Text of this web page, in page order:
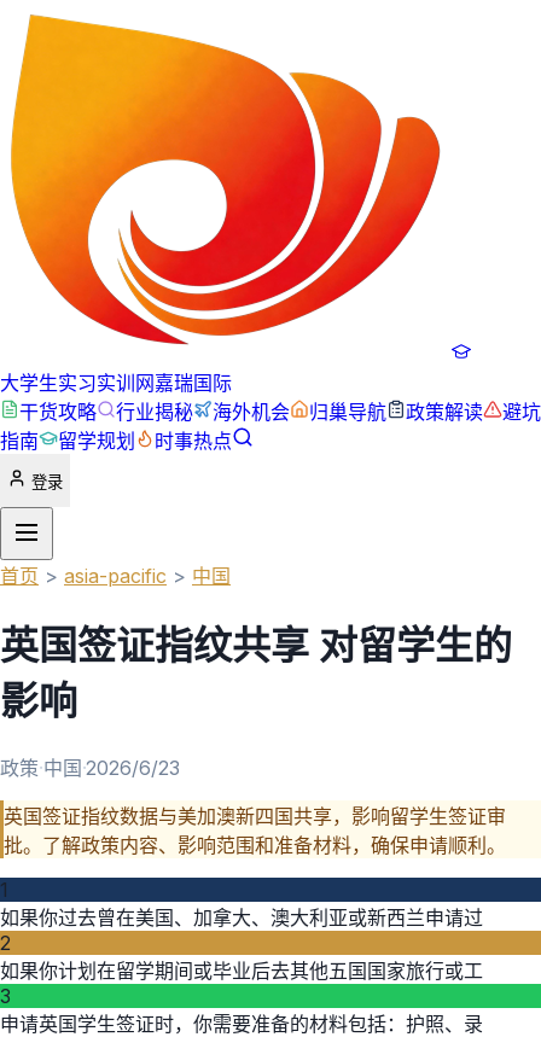
大学生实习实训网嘉瑞国际
干货攻略
行业揭秘 海外机会 归巢导航 政策解读
避坑
指南
留学规划 时事热点
登录
首页 > asia-pacific > 中国
英国签证指纹共享 对留学生的
影响
政策·中国·2026/6/23
英国签证指纹数据与美加澳新四国共享，影响留学生签证审
批。了解政策内容、影响范围和准备材料，确保申请顺利。
1
如果你过去曾在美国、加拿大、澳大利亚或新西兰申请过
2
如果你计划在留学期间或毕业后去其他五国国家旅行或工
3
申请英国学生签证时，你需要准备的材料包括：护照、录